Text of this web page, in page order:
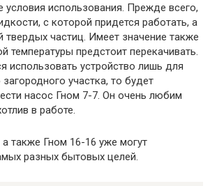
использования. Прежде всего,
с которой придется работать, а
твердых частиц. Имеет значение также
температуры предстоит перекачивать.
использовать устройство лишь для
участка, то будет
насос Гном 7-7. Он очень любим
в работе.
также Гном 16-16 уже могут
разных бытовых целей.